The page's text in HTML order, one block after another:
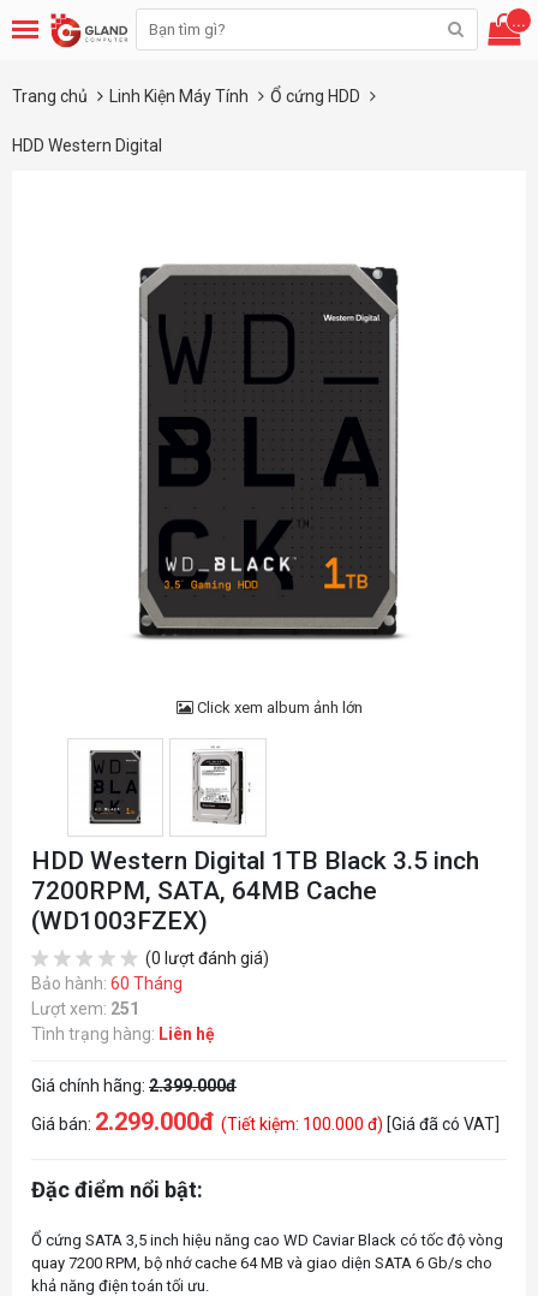
...
Trang chủ Linh Kiện Máy Tính Ổ cứng HDD
HDD Western Digital
Click xem album ảnh lớn
HDD Western Digital 1TB Black 3.5 inch
7200RPM, SATA, 64MB Cache
(WD1003FZEX)
(0 lượt đánh giá)
Bảo hành: 60 Tháng
Lượt xem: 251
Tình trạng hàng: Liên hệ
Giá chính hãng: 2.399.000đ
Giá bán: 2.299.000đ (Tiết kiệm: 100.000 đ) [Giá đã có VAT]
Đặc điểm nổi bật:
Ổ cứng SATA 3,5 inch hiệu năng cao WD Caviar Black có tốc độ vòng
quay 7200 RPM, bộ nhớ cache 64 MB và giao diện SATA 6 Gb/s cho
khả năng điện toán tối ưu.